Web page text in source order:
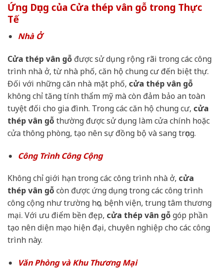
Ứng Dụng của Cửa thép vân gỗ trong Thực
Tế
Nhà Ở
Cửa thép vân gỗ được sử dụng rộng rãi trong các công
trình nhà ở, từ nhà phố, căn hộ chung cư đến biệt thự.
Đối với những căn nhà mặt phố, cửa thép vân gỗ
không chỉ tăng tính thẩm mỹ mà còn đảm bảo an toàn
tuyệt đối cho gia đình. Trong các căn hộ chung cư, cửa
thép vân gỗthường được sử dụng làm cửa chính hoặc
cửa thông phòng, tạo nên sự đồng bộ và sang trọng.
Công Trình Công Cộng
Không chỉ giới hạn trong các công trình nhà ở, cửa
thép vân gỗcòn được ứng dụng trong các công trình
công cộng như trường học, bệnh viện, trung tâm thương
mại. Với ưu điểm bền đẹp, cửa thép vân gỗgóp phần
tạo nên diện mạo hiện đại, chuyên nghiệp cho các công
trình này.
Văn Phòng và Khu Thương Mại